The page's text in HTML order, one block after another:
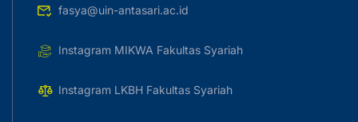
fasya@uin-antasari.ac.id
Instagram MIKWA Fakultas Syariah
Instagram LKBH Fakultas Syariah